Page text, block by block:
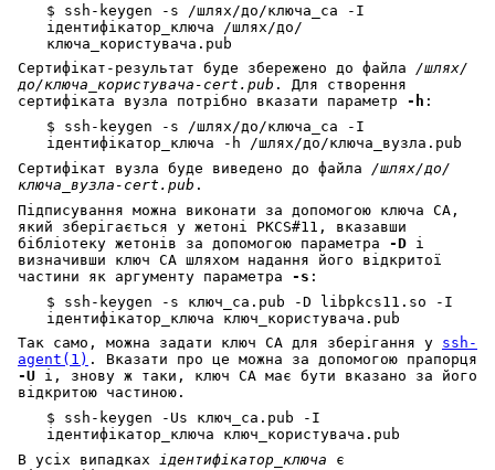
$ ssh-keygen -s /шлях/до/ключа_ca -I
ідентифікатор_ключа /шлях/до/
ключа_користувача.pub
Сертифікат-результат буде збережено до файла /шлях/
до/ключа_користувача-cert.pub . Для створення
сертифіката вузла потрібно вказати параметр -h :
$ ssh-keygen -s /шлях/до/ключа_ca -I
ідентифікатор_ключа -h /шлях/до/ключа_вузла.pub
Сертифікат вузла буде виведено до файла /шлях/до/
ключа_вузла-cert.pub .
Підписування можна виконати за допомогою ключа CA,
який зберігається у жетоні PKCS#11, вказавши
бібліотеку жетонів за допомогою параметра -D і
визначивши ключ CA шляхом надання його відкритої
частини як аргументу параметра -s :
$ ssh-keygen -s ключ_ca.pub -D libpkcs11.so -I
ідентифікатор_ключа ключ_користувача.pub
Так само, можна задати ключ CA для зберігання у ssh-
agent(1) . Вказати про це можна за допомогою прапорця
-U і, знову ж таки, ключ CA має бути вказано за його
відкритою частиною.
$ ssh-keygen -Us ключ_ca.pub -I
ідентифікатор_ключа ключ_користувача.pub
В усіх випадках ідентифікатор_ключа є